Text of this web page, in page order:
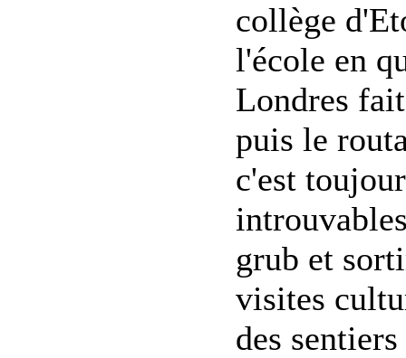
collège
l'école en
Londres
puis le
c'est
grub et
visites
des